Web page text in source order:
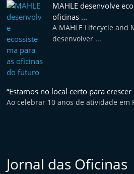
MAHLE desenvolve
oficinas ...
A MAHLE Lifecycle and
desenvolver ...
“Estamos no local certo para crescer
Ao celebrar 10 anos de atividade em
Jornal das Oficinas